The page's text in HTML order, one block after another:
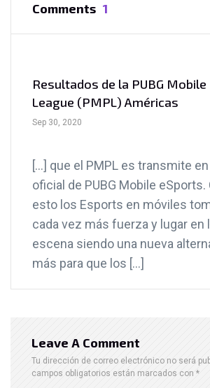
Comments 1
Resultados de la PUBG Mobile
League (PMPL) Américas
Sep 30, 2020
[…] que el PMPL es transmite en
oficial de PUBG Mobile eSports.
esto los Esports en móviles
cada vez más fuerza y lugar en
escena siendo una nueva
más para que los […]
Leave A Comment
Tu dirección de correo electrónico no será
campos obligatorios están marcados con *